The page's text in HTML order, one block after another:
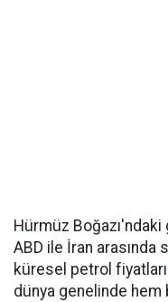
Hürmüz Boğazı'ndaki
ABD ile İran arasında
küresel petrol
dünya genelinde hem